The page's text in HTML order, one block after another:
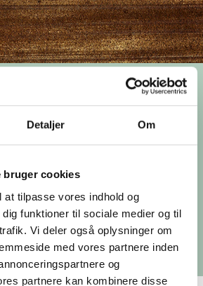
Detaljer Om
bruger cookies
at tilpasse vores indhold og
funktioner til sociale medier og til
Vi deler også oplysninger om
med vores partnere inden
og
partnere kan kombinere disse
ikke
for Større
af Udvalget for Større
C. Holst besluttet ikke at